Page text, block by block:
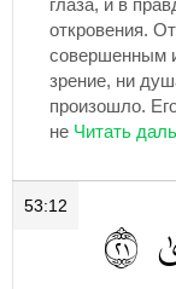
глаза, и в
откровения.
совершенным
зрение, ни
произошло.
не
53:12 ١٢